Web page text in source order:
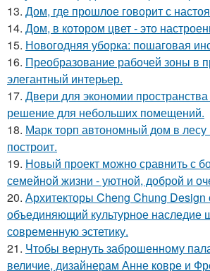
13. Дом, где прошлое говорит с
14. Дом, в котором цвет - это
15. Новогодняя уборка: пошаговая
16. Преобразование рабочей зоны в
элегантный интерьер.
17. Двери для экономии
решение для небольших помещений.
18. Марк торп автономный дом в
построит.
19. Новый проект можно сравнить с
семейной жизни - уютной, доброй и
20. Архитекторы Cheng Chung Design
объединяющий культурное наследие
современную эстетику.
21. Чтобы вернуть заброшенному
величие, дизайнерам Анне ковре и